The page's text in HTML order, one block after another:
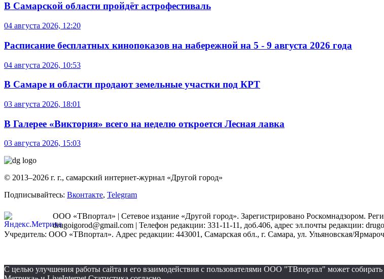
В Самарской области пройдёт астрофестиваль
04 августа 2026, 12:20
Расписание бесплатных кинопоказов на набережной на 5 - 9 августа 2026 года
04 августа 2026, 10:53
В Самаре и области продают земельные участки под КРТ
03 августа 2026, 18:01
В Галерее «Виктория» всего на неделю откроется Лесная лавка
03 августа 2026, 15:03
© 2013–2026 г. г., самарский интернет-журнал «Другой город»
Подписывайтесь: Вконтакте, Telegram
ООО «ТВпортал» | Сетевое издание «Другой город». Зарегистрировано Роскомнадзором.
drugoigorod@gmail.com | Телефон редакции: 331-11-11, доб.406, адрес эл.почты редакции:
Учредитель: ООО «ТВпортал». Адрес редакции: 443001, Самарская обл., г. Самара, ул. Ульяновская/
С целью улучшения работы сайта и его взаимодействия с пользователями ООО "ТВпортал" может